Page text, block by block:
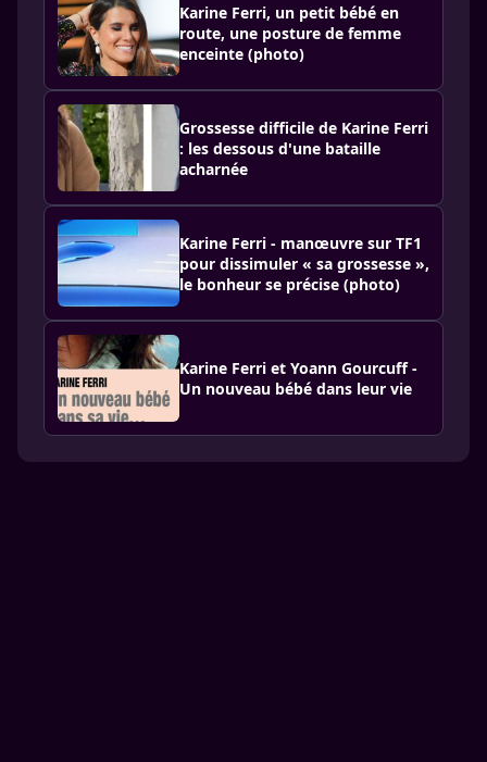
Karine Ferri, un petit bébé en
route, une posture de femme
enceinte (photo)
Grossesse difficile de Karine Ferri
: les dessous d'une bataille
acharnée
Karine Ferri - manœuvre sur TF1
pour dissimuler « sa grossesse »,
le bonheur se précise (photo)
Karine Ferri et Yoann Gourcuff -
Un nouveau bébé dans leur vie